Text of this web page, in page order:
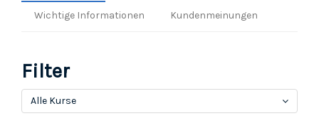
Wichtige Informationen Kundenmeinungen
Filter
Alle Kurse